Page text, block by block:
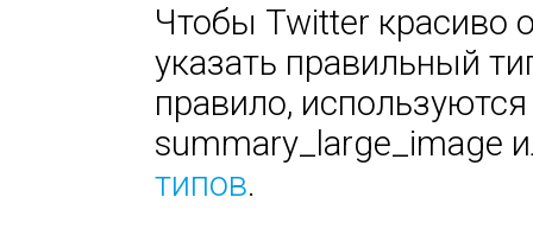
Чтобы Twitter красиво
указать правильный
правило,
summary_large_image
типов.